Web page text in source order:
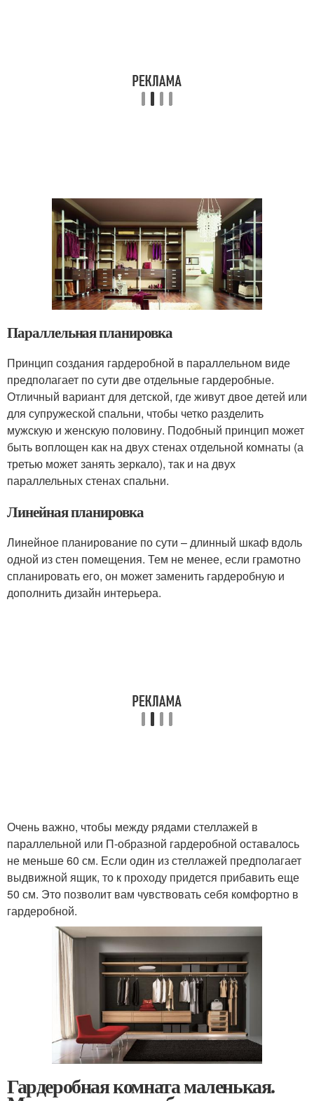
Параллельная планировка
Принцип создания гардеробной в параллельном виде
предполагает по сути две отдельные гардеробные.
Отличный вариант для детской, где живут двое детей или
для супружеской спальни, чтобы четко разделить
мужскую и женскую половину. Подобный принцип может
быть воплощен как на двух стенах отдельной комнаты (а
третью может занять зеркало), так и на двух
параллельных стенах спальни.
Линейная планировка
Линейное планирование по сути – длинный шкаф вдоль
одной из стен помещения. Тем не менее, если грамотно
спланировать его, он может заменить гардеробную и
дополнить дизайн интерьера.
Очень важно, чтобы между рядами стеллажей в
параллельной или П-образной гардеробной оставалось
не меньше 60 см. Если один из стеллажей предполагает
выдвижной ящик, то к проходу придется прибавить еще
50 см. Это позволит вам чувствовать себя комфортно в
гардеробной.
Гардеробная комната маленькая.